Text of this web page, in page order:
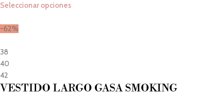
Seleccionar opciones
-62%
38
40
42
VESTIDO LARGO GASA SMOKING